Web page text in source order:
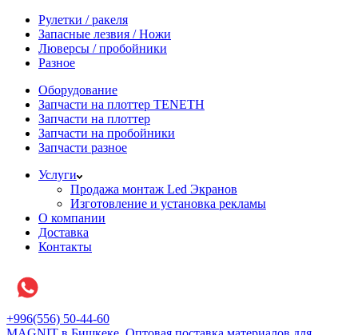
Рулетки / ракеля
Запасные лезвия / Ножи
Люверсы / пробойники
Разное
Оборудование
Запчасти на плоттер TENETH
Запчасти на плоттер
Запчасти на пробойники
Запчасти разное
Услуги
Продажа монтаж Led Экранов
Изготовление и установка рекламы
О компании
Доставка
Контакты
+996(556) 50-44-60